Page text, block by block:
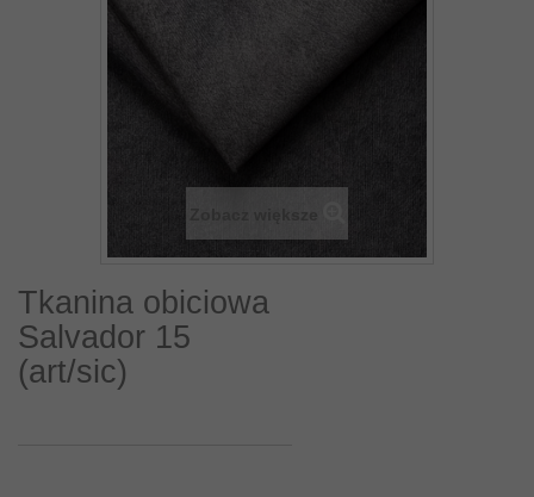
Tkanina obiciowa
Salvador 15
(art/sic)